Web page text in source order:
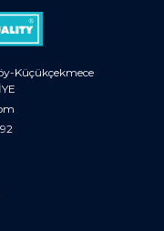
Küçükçekmece